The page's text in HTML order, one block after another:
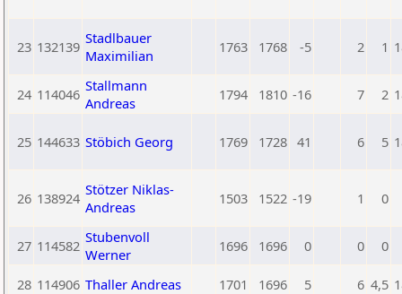
23 132139 Stadlbauer
Maximilian
1763 1768 -5 2 1
24 114046 Stallmann
Andreas
1794 1810 -16 7 2
25 144633 Stöbich Georg 1769 1728 41 6 5
26 138924 Stötzer Niklas-
Andreas
1503 1522 -19 1 0
27 114582 Stubenvoll
Werner
1696 1696 0 0 0
28 114906 Thaller Andreas 1701 1696 5 6 4,5